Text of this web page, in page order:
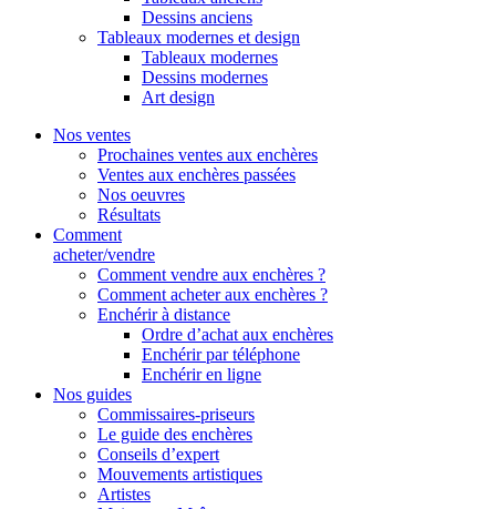
Dessins anciens
Tableaux modernes et design
Tableaux modernes
Dessins modernes
Art design
Nos ventes
Prochaines ventes aux enchères
Ventes aux enchères passées
Nos oeuvres
Résultats
Comment
acheter/vendre
Comment vendre aux enchères ?
Comment acheter aux enchères ?
Enchérir à distance
Ordre d’achat aux enchères
Enchérir par téléphone
Enchérir en ligne
Nos guides
Commissaires-priseurs
Le guide des enchères
Conseils d’expert
Mouvements artistiques
Artistes